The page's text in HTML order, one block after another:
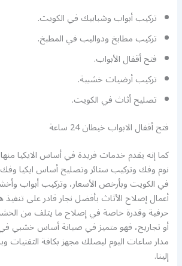
تركيب أبواب وشبابيك في الكويت.
تركيب مطابخ ودواليب في المطبخ.
فتح أقفال الأبواب.
تركيب أرضيات خشبية.
تصليح أثاث في الكويت.
فتح أقفال الابواب خيطان 24 ساعة
كما إنه يقدم خدمات فريدة في أساس الايكيا
نوم وفك وتركيب ستائر وتصليح أساس ايكيا
في الكويت وبأرخص الأسعار، وتركيب أبواب
أعمال إصلاح الأثاث بأفضل نجار قادر على تنفيذ
حرفية وقدرة خاصة في إصلاح ما يتلف من
أو تجاريح، فهو متميز في صيانة أساس خشبي
مدار ساعات اليوم ليصلك مجهز بكافة التقنيات
إلينا.